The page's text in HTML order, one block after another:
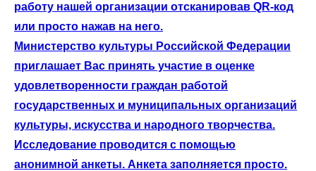
работу нашей организации отсканировав QR-код
или просто нажав на него.
Министерство культуры Российской Федерации
приглашает Вас принять участие в оценке
удовлетворенности граждан работой
государственных и муниципальных организаций
культуры, искусства и народного творчества.
Исследование проводится с помощью
анонимной анкеты. Анкета заполняется просто.